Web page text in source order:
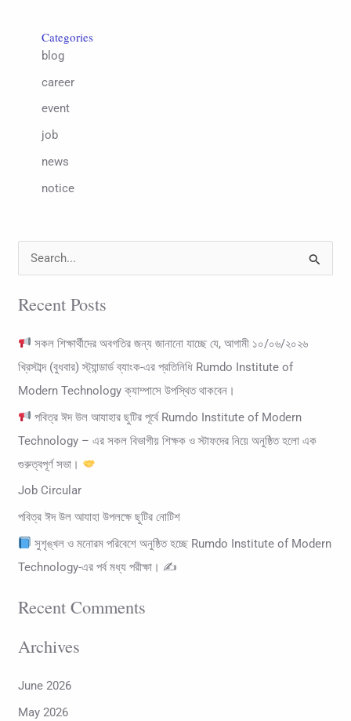
Categories
blog
career
event
job
news
notice
a
Recent Posts
সকল শিক্ষার্থীদের অবগতির জন্য জানানো যাচ্ছে যে, আগামী ১০/০৬/২০২৬
খ্রিস্টাব্দ (বুধবার) স্ট্যান্ডার্ড ব্যাংক-এর প্রতিনিধি Rumdo Institute of
Modern Technology ক্যাম্পাসে উপস্থিত থাকবেন।
পবিত্র ঈদ উল আযাহার ছুটির পূর্বে Rumdo Institute of Modern
Technology – এর সকল বিভাগীয় শিক্ষক ও স্টাফদের নিয়ে অনুষ্ঠিত হলো এক
গুরুত্বপূর্ণ সভা।
Job Circular
পবিত্র ঈদ উল আযাহা উপলক্ষে ছুটির নোটিশ
সুশৃঙ্খল ও মনোরম পরিবেশে অনুষ্ঠিত হচ্ছে Rumdo Institute of Modern
Technology-এর পর্ব মধ্য পরীক্ষা। ✍
Recent Comments
Archives
June 2026
May 2026